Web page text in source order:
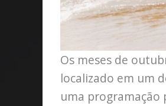
Os meses de
localizado em um
uma programação